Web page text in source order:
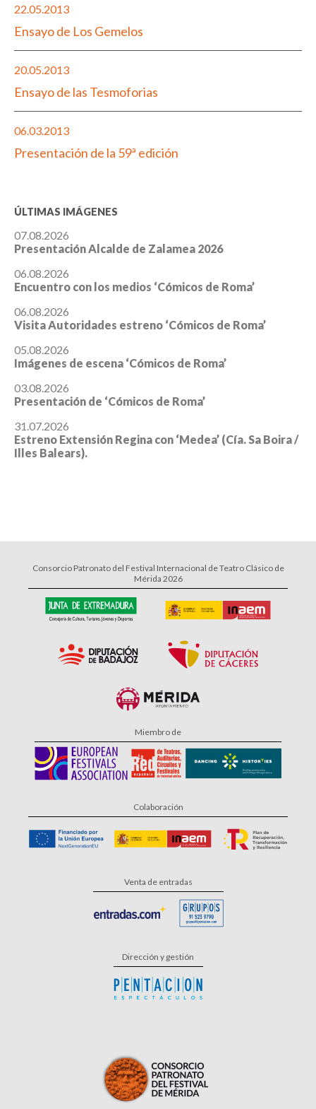
22.05.2013
Ensayo de Los Gemelos
20.05.2013
Ensayo de las Tesmoforias
06.03.2013
Presentación de la 59ª edición
ÚLTIMAS IMÁGENES
07.08.2026
Presentación Alcalde de Zalamea 2026
06.08.2026
Encuentro con los medios ‘Cómicos de Roma’
06.08.2026
Visita Autoridades estreno ‘Cómicos de Roma’
05.08.2026
Imágenes de escena ‘Cómicos de Roma’
03.08.2026
Presentación de ‘Cómicos de Roma’
31.07.2026
Estreno Extensión Regina con ‘Medea’ (Cía. Sa Boira /
Illes Balears).
Consorcio Patronato del Festival Internacional de Teatro Clásico de
Mérida 2026
Miembro de
Colaboración
Venta de entradas
Dirección y gestión